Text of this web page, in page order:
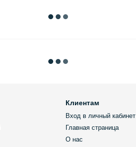
Клиентам
Вход в личный кабинет
Главная страница
О нас